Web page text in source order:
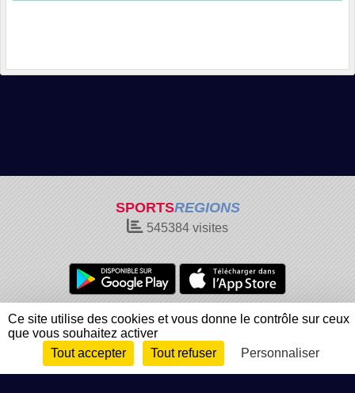
SPORTSREGIONS
545384 visites
Charte cookies
Gestion des cookies
Informations légales
Signaler un contenu inapproprié
Envie de participer ?
Connexion
Ce site utilise des cookies et vous donne le contrôle sur ceux
que vous souhaitez activer
Tout accepter
Tout refuser Personnaliser